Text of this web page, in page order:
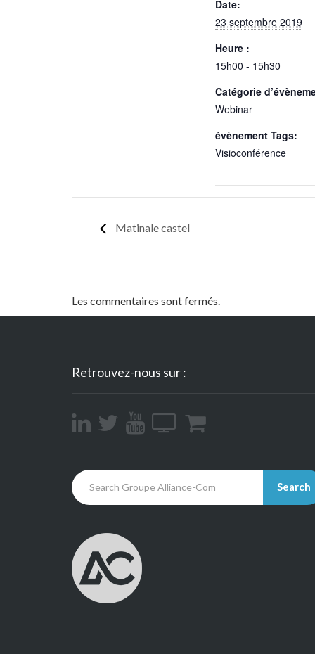
Date:
23 septembre 2019
Heure :
15h00 - 15h30
Catégorie
Webinar
évènement Tags:
Visioconférence
Matinale castel
Les commentaires sont fermés.
Retrouvez-nous sur :
Search